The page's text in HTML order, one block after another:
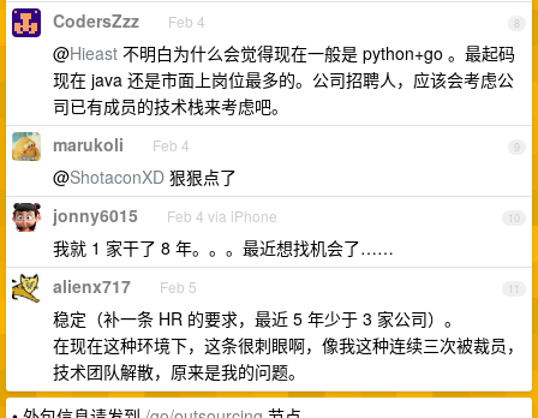
8
CodersZzz Feb 4
@Hieast 不明白为什么会觉得现在一般是 python+go 。最起码
现在 java 还是市面上岗位最多的。公司招聘人，应该会考虑公
司已有成员的技术栈来考虑吧。
9
marukoli Feb 4
@ShotaconXD 狠狠点了
10
jonny6015 Feb 4 via iPhone
我就 1 家干了 8 年。。。最近想找机会了……
11
alienx717 Feb 5
稳定（补一条 HR 的要求，最近 5 年少于 3 家公司）。
在现在这种环境下，这条很刺眼啊，像我这种连续三次被裁员，
技术团队解散，原来是我的问题。